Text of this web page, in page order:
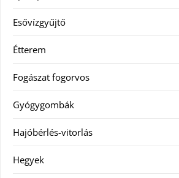
Esővízgyűjtő
Étterem
Fogászat fogorvos
Gyógygombák
Hajóbérlés-vitorlás
Hegyek